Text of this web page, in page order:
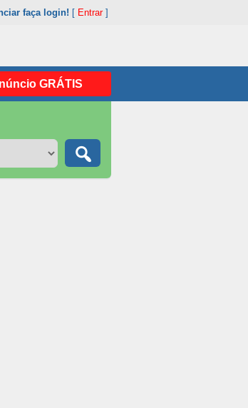
faça login! [ Entrar]
GRÁTIS